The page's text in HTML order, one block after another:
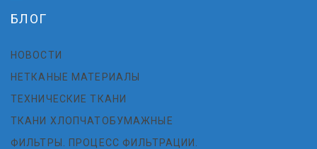
БЛОГ
НОВОСТИ
НЕТКАНЫЕ МАТЕРИАЛЫ
ТЕХНИЧЕСКИЕ ТКАНИ
ТКАНИ ХЛОПЧАТОБУМАЖНЫЕ
ФИЛЬТРЫ. ПРОЦЕСС ФИЛЬТРАЦИИ.